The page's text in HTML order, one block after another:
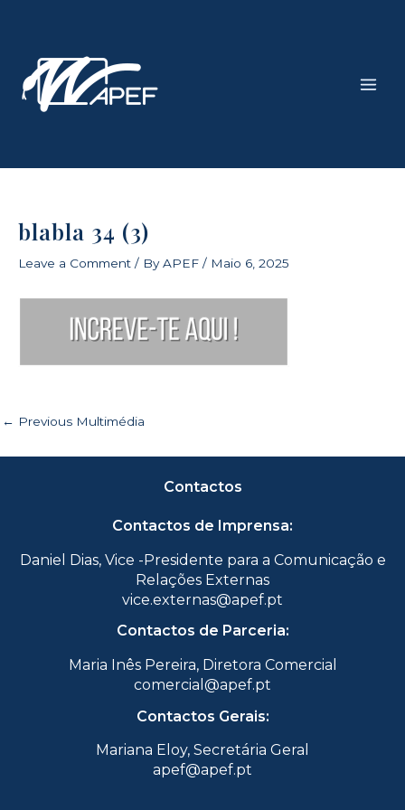
blabla 34 (3)
Leave a Comment / ByAPEF / Maio 6, 2025
← Previous Multimédia
Contactos
Contactos de Imprensa:
Daniel Dias, Vice -Presidente para a Comunicação e
Relações Externas
vice.externas@apef.pt
Contactos de Parceria:
Maria Inês Pereira, Diretora Comercial
comercial@apef.pt
Contactos Gerais:
Mariana Eloy, Secretária Geral
apef@apef.pt